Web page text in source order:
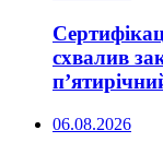
схвалив
06.08.2026